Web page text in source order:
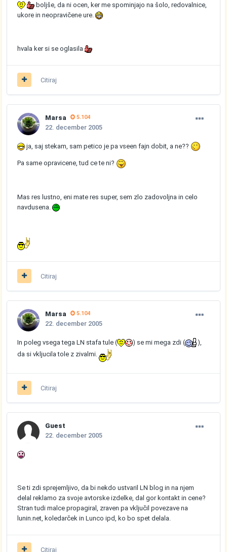
boljše, da ni ocen, ker me spominjajo na šolo, redovalnice,
ukore in neopravičene ure.
hvala ker si se oglasila
Citiraj
Marsa 5.104
22. december 2005
ja, saj stekam, sam petico je pa vseen fajn dobit, a ne??
Pa same opravicene, tud ce te ni?
Mas res lustno, eni mate res super, sem zlo zadovoljna in celo
navdusena.
Citiraj
Marsa 5.104
22. december 2005
In poleg vsega tega LN stafa tule ( ) se mi mega zdi (
),
da si vkljucila tole z zivalmi.
Citiraj
Guest
22. december 2005
Se ti zdi sprejemljivo, da bi nekdo ustvaril LN blog in na njem
delal reklamo za svoje avtorske izdelke, dal gor kontakt in cene?
Stran tudi malce propagiral, zraven pa vključil povezave na
lunin.net, koledarček in Lunco ipd, ko bo spet delala.
Citiraj